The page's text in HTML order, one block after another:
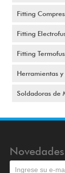
Fitting
Fitting
Fitting
Herramientas y
Soldadoras de
Novedades